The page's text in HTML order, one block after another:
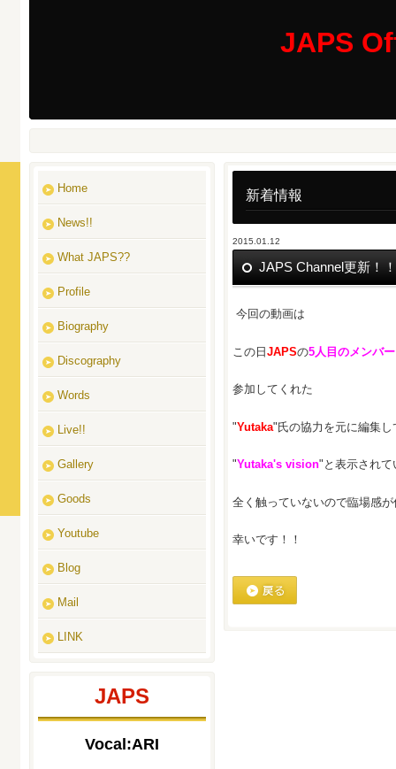
JAPS
新着情報
2015.01.12
JAPS Channel更新！！
今回の動画は
この日JAPSの5人目のメンバー
参加してくれた
"Yutaka"氏の協力を元に編集し
"Yutaka's vision"と表示されて
全く触っていないので臨場感が
幸いです！！
Home
News!!
What JAPS??
Profile
Biography
Discography
Words
Live!!
Gallery
Goods
Youtube
Blog
Mail
LINK
JAPS
Vocal:ARI